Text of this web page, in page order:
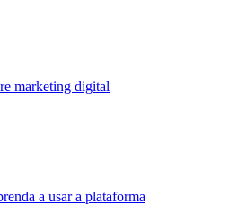
marketing digital
a usar a plataforma